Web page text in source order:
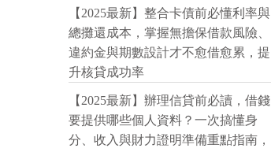
【2025最新】整合卡債前必懂利率與
總攤還成本，掌握無擔保借款風險、
違約金與期數設計才不愈借愈累，提
升核貸成功率
【2025最新】辦理信貸前必讀，借錢
要提供哪些個人資料？一次搞懂身
分、收入與財力證明準備重點指南，